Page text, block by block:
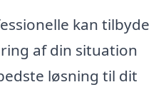
kan tilbyde
af din situation
løsning til dit